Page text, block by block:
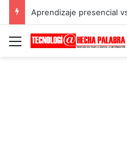
Aprendizaje presencial
Menú